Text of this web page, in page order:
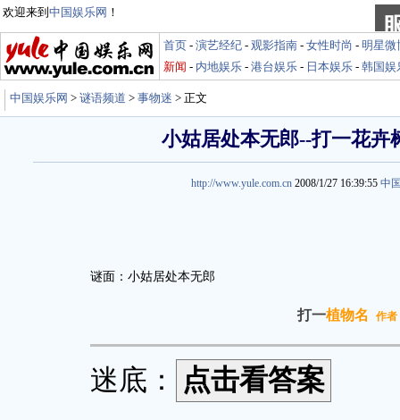
欢迎来到 中国娱乐网 ！
首页 - 演艺经纪 - 观影指南 - 女性时尚 - 明星微
新闻 - 内地娱乐 - 港台娱乐 - 日本娱乐 - 韩国娱
中国娱乐网 > 谜语频道 > 事物迷 > 正文
小姑居处本无郎--打一花卉
http://www.yule.com.cn 2008/1/27 16:39:55 中
谜面：小姑居处本无郎
打一植物名 作者
迷底：